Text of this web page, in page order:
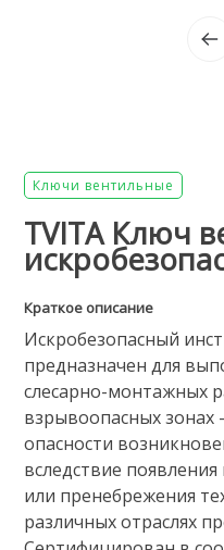
Ключи вентильные
TVITA Ключ
Краткое описание
Искробезопасный
предназначен для
слесарно-монтажных
взрывоопасных
опасности
вследствие
или пренебрежения
различных отраслях